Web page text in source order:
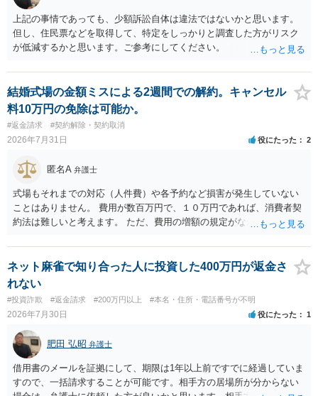
上記の事情であっても、少額訴訟自体は違法ではないかと思います。
但し、住民票などを取得して、特定をしっかりと調査した方がリスク
が低減するかと思います。ご参考にしてください。
結婚式場の金額ミスによる2週間での解約。キャンセル
料10万円の免除は可能か。
#返金請求 #契約解除・契約取消
2026年7月31日 役にたった 2
匿名A 弁護士
式場もそれまでの対応（人件費）や各予約など損害が発生していない
ことはありません。 費用が数百万円で、１０万円であれば、消費者契
約法は難しいと考えます。 ただ、費用の増額の規定がなかったのに増
ということになり、解約するのは理由がないことになります。
ネット麻雀で知り合った人に投資した400万円が返金さ
れない
#投資詐欺 #返金請求 #200万円以上 #本名・住所・電話番号が不明
2026年7月30日 役にたった 1
肥田 弘昭 弁護士
借用書のメールを証拠にして、期限は1年以上前ですでに経過していま
すので、一括請求することが可能です。相手方の居場所が分からない